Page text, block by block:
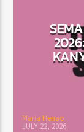
CURRENT SHOW
3:00
Maria Henao
JULY 22, 2026